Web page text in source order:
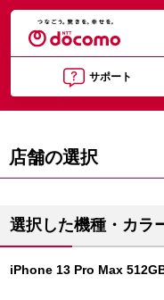
サポート
店舗の選択
選択した機種・カラ
iPhone 13 Pro Max